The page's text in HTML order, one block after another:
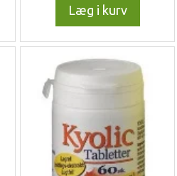
Læg i kurv